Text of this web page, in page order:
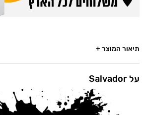
תיאור המוצר +
על Salvador